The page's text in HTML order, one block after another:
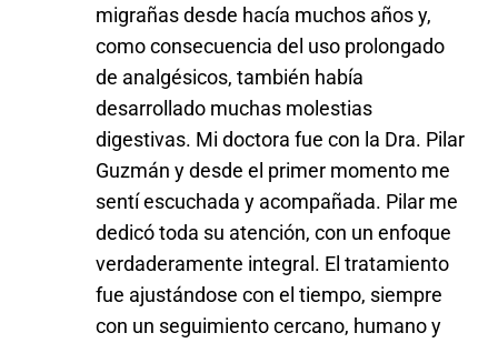
migrañas desde hacía muchos años y,
como consecuencia del uso prolongado
de analgésicos, también había
desarrollado muchas molestias
digestivas. Mi doctora fue con la Dra. Pilar
Guzmán y desde el primer momento me
sentí escuchada y acompañada. Pilar me
dedicó toda su atención, con un enfoque
verdaderamente integral. El tratamiento
fue ajustándose con el tiempo, siempre
con un seguimiento cercano, humano y